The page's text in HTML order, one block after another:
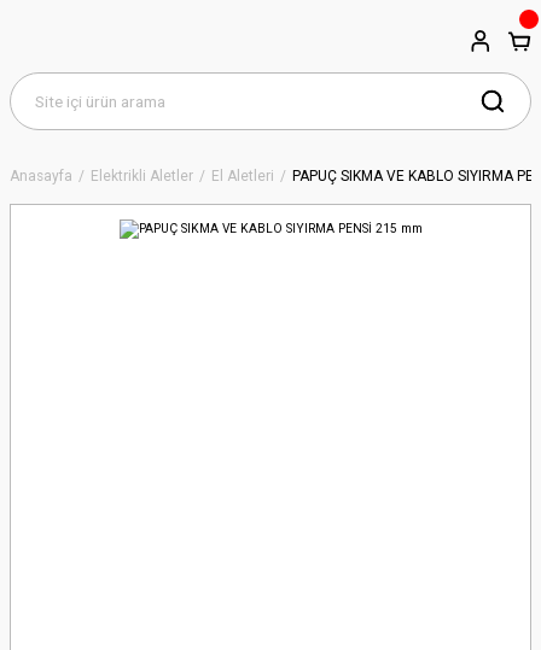
Anasayfa Elektrikli Aletler El Aletleri PAPUÇ SIKMA VE KABLO SIYIRMA